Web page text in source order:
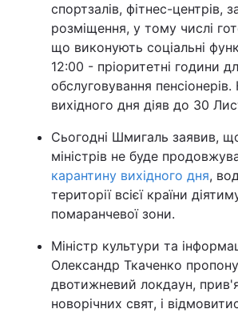
спортзалів, фітнес-центрів,
розміщення, у тому числі
що виконують соціальні
12:00 - пріоритетні години
обслуговування пенсіонерів.
вихідного дня діяв до 30
Сьогодні Шмигаль заявив,
міністрів не буде
карантину вихідного дня,
території всієї країни
помаранчевої зони.
Міністр культури та
Олександр Ткаченко
двотижневий локдаун,
новорічних свят, і